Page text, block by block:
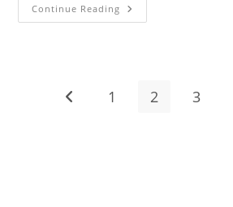
Continue Reading
1 2 3